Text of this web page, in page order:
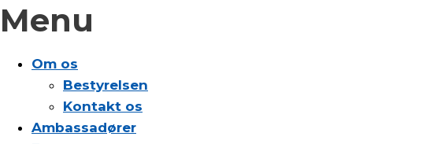
Menu
Om os
Bestyrelsen
Kontakt os
Ambassadører